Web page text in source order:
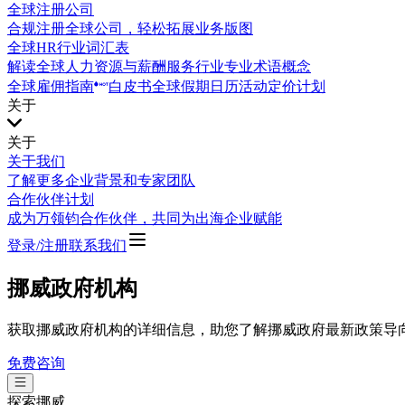
全球注册公司
合规注册全球公司，轻松拓展业务版图
全球HR行业词汇表
解读全球人力资源与薪酬服务行业专业术语概念
全球雇佣指南
白皮书全球假期日历活动定价计划
关于
关于
关于我们
了解更多企业背景和专家团队
合作伙伴计划
成为万领钧合作伙伴，共同为出海企业赋能
登录/注册联系我们
挪威政府机构
获取挪威政府机构的详细信息，助您了解挪威政府最新政策导
免费咨询